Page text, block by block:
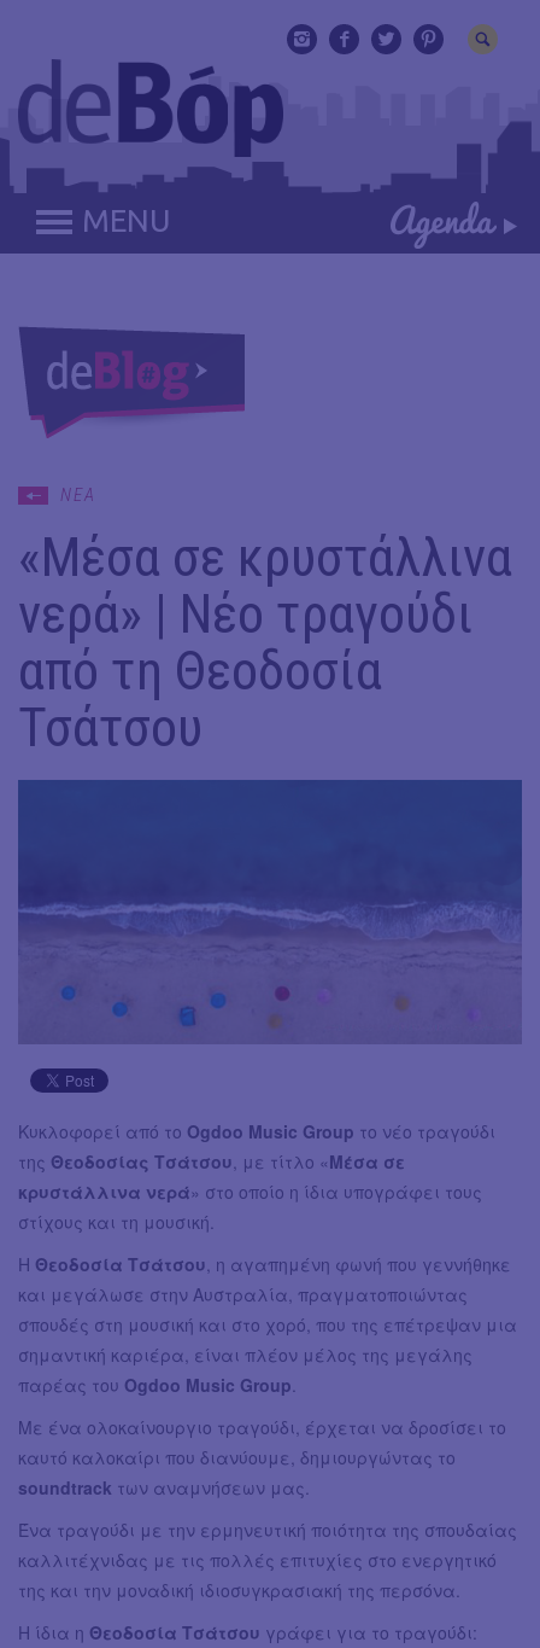
MENU
ΝΕΑ
«Μέσα σε κρυστάλλινα
νερά» | Nέο τραγούδι
από τη Θεοδοσία
Τσάτσου
Κυκλοφορεί από το Ogdoo Music Group το νέο τραγούδι
της Θεοδοσίας Τσάτσου , με τίτλο «Μέσα σε
κρυστάλλινα νερά» στο οποίο η ίδια υπογράφει τους
στίχους και τη μουσική.
Η Θεοδοσία Τσάτσου , η αγαπημένη φωνή που γεννήθηκε
και μεγάλωσε στην Αυστραλία, πραγματοποιώντας
σπουδές στη μουσική και στο χορό, που της επέτρεψαν μια
σημαντική καριέρα, είναι πλέον μέλος της μεγάλης
παρέας του Ogdoo Music Group
Με ένα ολοκαίνουργιο τραγούδι, έρχεται να δροσίσει το
καυτό καλοκαίρι που διανύουμε, δημιουργώντας το
soundtrack των αναμνήσεων μας.
Ένα τραγούδι με την ερμηνευτική ποιότητα της σπουδαίας
καλλιτέχνιδας με τις πολλές επιτυχίες στο ενεργητικό
της και την μοναδική ιδιοσυγκρασιακή της περσόνα.
Η ίδια η Θεοδοσία Τσάτσου γράφει για το τραγούδι: